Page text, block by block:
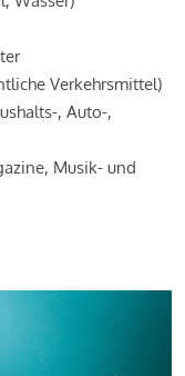
Verkehrsmittel)
, Auto-,
Musik- und